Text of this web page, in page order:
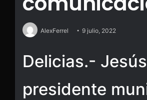
AlexFerrel 9 julio, 2022
Delicias.-
presidente